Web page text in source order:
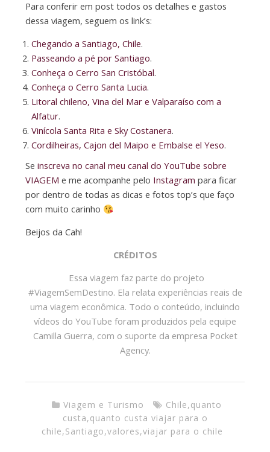
Para conferir em post todos os detalhes e gastos
dessa viagem, seguem os link’s:
Chegando a Santiago, Chile.
Passeando a pé por Santiago.
Conheça o Cerro San Cristóbal.
Conheça o Cerro Santa Lucia.
Litoral chileno, Vina del Mar e Valparaíso com a
Alfatur.
Vinícola Santa Rita e Sky Costanera.
Cordilheiras, Cajon del Maipo e Embalse el Yeso.
Se inscreva no canal meu canal do YouTube sobre
VIAGEM e me acompanhe pelo Instagram para ficar
por dentro de todas as dicas e fotos top’s que faço
com muito carinho
Beijos da Cah!
CRÉDITOS
Essa viagem faz parte do projeto
#ViagemSemDestino. Ela relata experiências reais de
uma viagem econômica. Todo o conteúdo, incluindo
vídeos do YouTube foram produzidos pela equipe
Camilla Guerra, com o suporte da empresa Pocket
Agency.
Viagem e Turismo Chile,quanto
custa,quanto custa viajar para o
chile,Santiago,valores,viajar para o chile